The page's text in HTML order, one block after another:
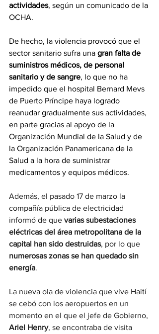
actividades, según un comunicado de la
OCHA.
De hecho, la violencia provocó que el
sector sanitario sufra una gran falta de
suministros médicos, de personal
sanitario y de sangre, lo que no ha
impedido que el hospital Bernard Mevs
de Puerto Príncipe haya logrado
reanudar gradualmente sus actividades,
en parte gracias al apoyo de la
Organización Mundial de la Salud y de
la Organización Panamericana de la
Salud a la hora de suministrar
medicamentos y equipos médicos.
Además, el pasado 17 de marzo la
compañía pública de electricidad
informó de que varias subestaciones
eléctricas del área metropolitana de la
capital han sido destruidas, por lo que
numerosas zonas se han quedado sin
energía.
La nueva ola de violencia que vive Haití
se cebó con los aeropuertos en un
momento en el que el jefe de Gobierno,
Ariel Henry, se encontraba de visita